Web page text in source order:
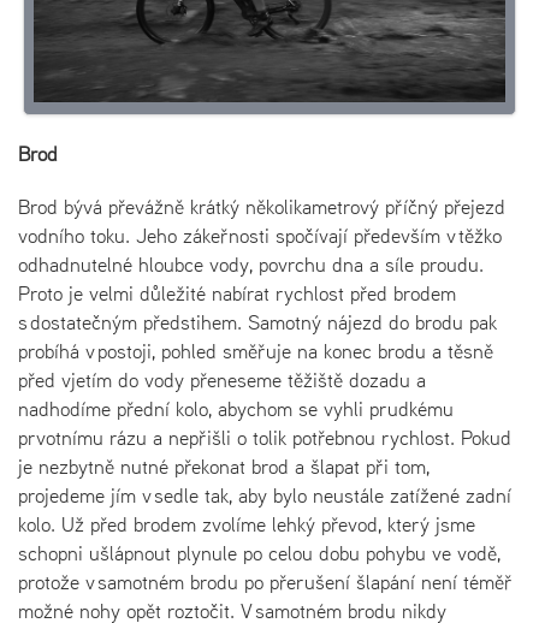
Brod
Brod bývá převážně krátký několikametrový příčný přejezd
vodního toku. Jeho zákeřnosti spočívají především v těžko
odhadnutelné hloubce vody, povrchu dna a síle proudu.
Proto je velmi důležité nabírat rychlost před brodem
s dostatečným předstihem. Samotný nájezd do brodu pak
probíhá v postoji, pohled směřuje na konec brodu a těsně
před vjetím do vody přeneseme těžiště dozadu a
nadhodíme přední kolo, abychom se vyhli prudkému
prvotnímu rázu a nepřišli o tolik potřebnou rychlost. Pokud
je nezbytně nutné překonat brod a šlapat při tom,
projedeme jím v sedle tak, aby bylo neustále zatížené zadní
kolo. Už před brodem zvolíme lehký převod, který jsme
schopni ušlápnout plynule po celou dobu pohybu ve vodě,
protože v samotném brodu po přerušení šlapání není téměř
možné nohy opět roztočit. V samotném brodu nikdy